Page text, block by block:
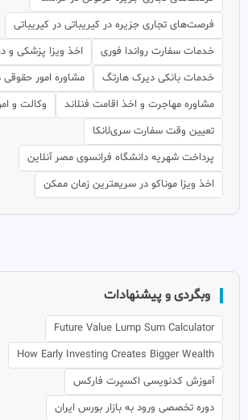
فرصت‌های تجاری جزیره در کیریباتی در کیریباتی
خدمات سفارت رواندا فوری
اخذ ویزا پزشکی و
خدمات بانکی دیرک هارتگ
مشاوره امور حقوقی
مشاوره مهاجرت و اخذ اقامت فنلاند
وکالت و
تعیین وقت سفارت سری‌لانکا
پرداخت شهریه دانشگاه فرانسوی مصر آنلاین
اخذ ویزا موناکو در سریعترین زمان ممکن
وبگردی و پیشنهادات
Future Value Lump Sum Calculator
How Early Investing Creates Bigger Wealth
آموزش کدنویسی اکسپرت فارکس
دوره تخصصی ورود به بازار بورس ایران